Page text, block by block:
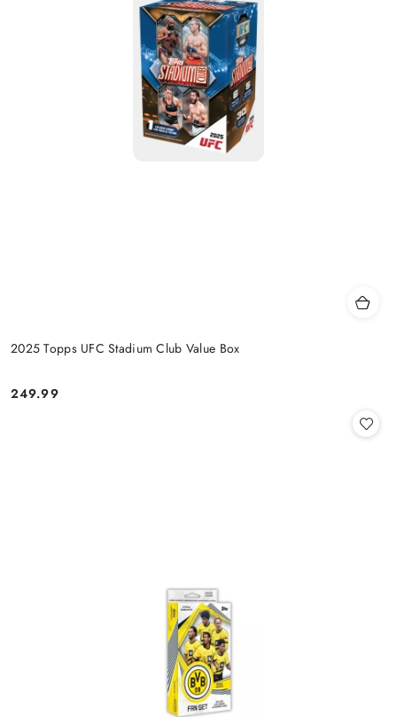
2025 Topps UFC Stadium Club Value Box
Cena:
249.99